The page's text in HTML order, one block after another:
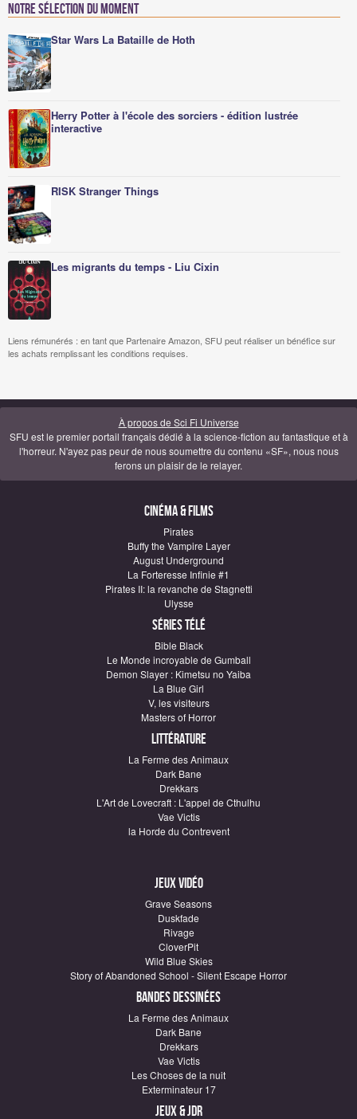
Notre sélection du moment
Star Wars La Bataille de Hoth
Herry Potter à l'école des sorciers - édition lustrée
interactive
RISK Stranger Things
Les migrants du temps - Liu Cixin
Liens rémunérés : en tant que Partenaire Amazon, SFU peut réaliser un bénéfice sur
les achats remplissant les conditions requises.
À propos de Sci Fi Universe
SFU est le premier portail français dédié à la science-fiction au fantastique et à
l'horreur. N'ayez pas peur de nous soumettre du contenu «SF», nous nous
ferons un plaisir de le relayer.
Cinéma & Films
Pirates
Buffy the Vampire Layer
August Underground
La Forteresse Infinie #1
Pirates II: la revanche de Stagnetti
Ulysse
Séries télé
Bible Black
Le Monde incroyable de Gumball
Demon Slayer : Kimetsu no Yaiba
La Blue Girl
V, les visiteurs
Masters of Horror
Littérature
La Ferme des Animaux
Dark Bane
Drekkars
L'Art de Lovecraft : L'appel de Cthulhu
Vae Victis
la Horde du Contrevent
Jeux vidéo
Grave Seasons
Duskfade
Rivage
CloverPit
Wild Blue Skies
Story of Abandoned School - Silent Escape Horror
Bandes dessinées
La Ferme des Animaux
Dark Bane
Drekkars
Vae Victis
Les Choses de la nuit
Exterminateur 17
Jeux & JDR